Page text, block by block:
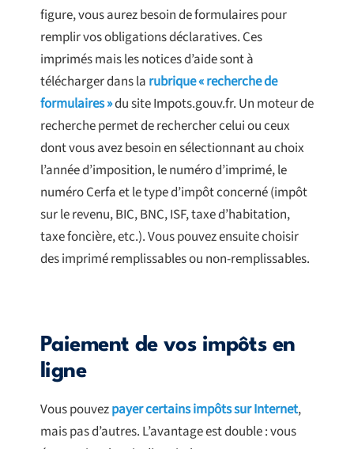
figure, vous aurez besoin de formulaires pour
remplir vos obligations déclaratives. Ces
imprimés mais les notices d’aide sont à
télécharger dans la rubrique « recherche de
formulaires »du site Impots.gouv.fr. Un moteur de
recherche permet de rechercher celui ou ceux
dont vous avez besoin en sélectionnant au choix
l’année d’imposition, le numéro d’imprimé, le
numéro Cerfa et le type d’impôt concerné (impôt
sur le revenu, BIC, BNC, ISF, taxe d’habitation,
taxe foncière, etc.). Vous pouvez ensuite choisir
des imprimé remplissables ou non-remplissables.
Paiement de vos impôts en
ligne
Vous pouvezpayer certains impôts sur Internet,
mais pas d’autres. L’avantage est double : vous